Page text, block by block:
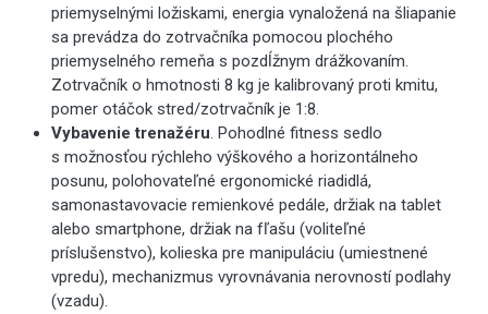
priemyselnými ložiskami, energia vynaložená na šliapanie
sa prevádza do zotrvačníka pomocou plochého
priemyselného remeňa s pozdĺžnym drážkovaním.
Zotrvačník o hmotnosti 8 kg je kalibrovaný proti kmitu,
pomer otáčok stred/zotrvačník je 1:8.
Vybavenie trenažéru. Pohodlné fitness sedlo
s možnosťou rýchleho výškového a horizontálneho
posunu, polohovateľné ergonomické riadidlá,
samonastavovacie remienkové pedále, držiak na tablet
alebo smartphone, držiak na fľašu (voliteľné
príslušenstvo), kolieska pre manipuláciu (umiestnené
vpredu), mechanizmus vyrovnávania nerovností podlahy
(vzadu).